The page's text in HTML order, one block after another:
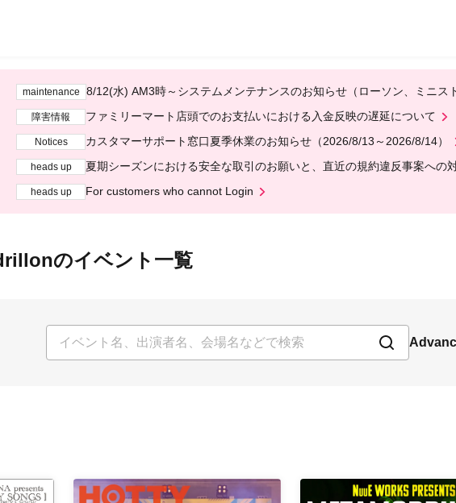
maintenance 8/12(水) AM3時～システムメンテナンスのお知らせ（ローソン、ミニス
障害情報 ファミリーマート店頭でのお支払いにおける入金反映の遅延について
Notices カスタマーサポート窓口夏季休業のお知らせ（2026/8/13～2026/8/14）
heads up 夏期シーズンにおける安全な取引のお願いと、直近の規約違反事案への
heads up For customers who cannot Login
のイベント一覧